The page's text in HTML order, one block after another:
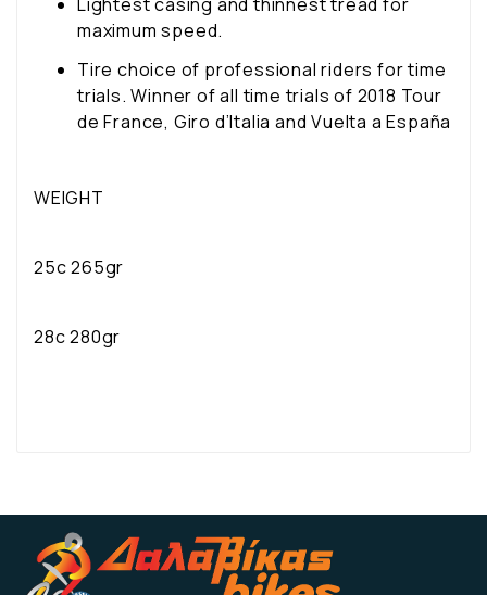
maximum speed.
Tire choice of professional riders for time
trials. Winner of all time trials of 2018 Tour
de France, Giro d’Italia and Vuelta a España
WEIGHT
25c 265gr
28c 280gr